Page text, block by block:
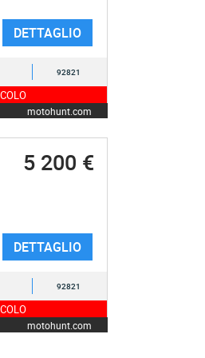
DETTAGLIO
92821
motohunt.com
5 200 €
DETTAGLIO
92821
motohunt.com